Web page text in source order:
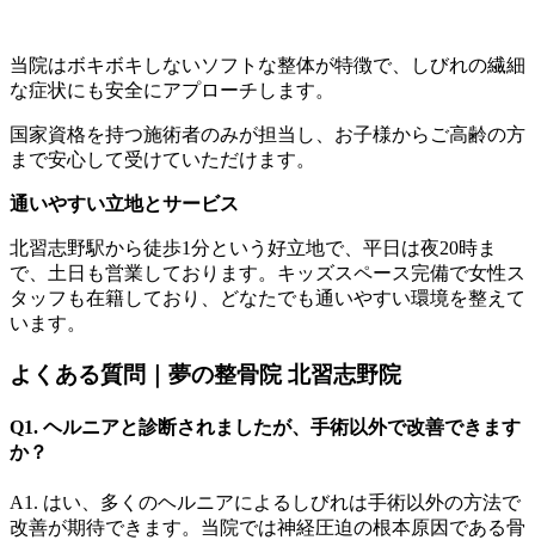
当院はボキボキしないソフトな整体が特徴で、しびれの繊細
な症状にも安全にアプローチします。
国家資格を持つ施術者のみが担当し、お子様からご高齢の方
まで安心して受けていただけます。
通いやすい立地とサービス
北習志野駅から徒歩1分という好立地で、平日は夜20時ま
で、土日も営業しております。キッズスペース完備で女性ス
タッフも在籍しており、どなたでも通いやすい環境を整えて
います。
よくある質問｜夢の整骨院 北習志野院
Q1. ヘルニアと診断されましたが、手術以外で改善できます
か？
A1. はい、多くのヘルニアによるしびれは手術以外の方法で
改善が期待できます。当院では神経圧迫の根本原因である骨